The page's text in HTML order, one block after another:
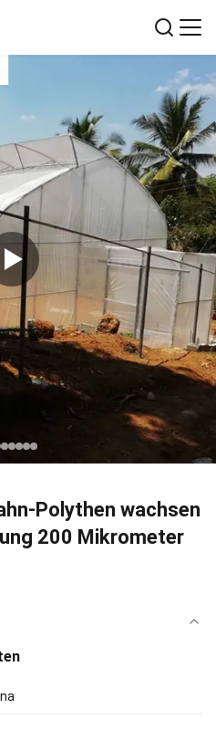
Polythen wachsen
200 Mikrometer